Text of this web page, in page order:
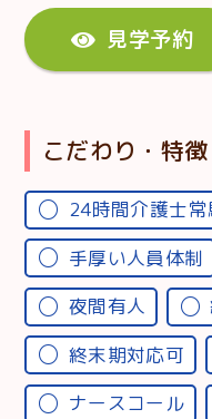
見学予約
こだわり・特徴
24時間介護士常
手厚い人員体制
夜間有人
終末期対応可
ナースコール